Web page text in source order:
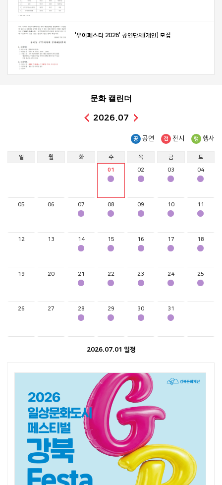
'우이페스타 2026' 공연단체(개인) 모집
문화 캘린더
2026.07
공 공연 전 전시 행 행사
일 월 화 수 목 금 토
01 02 03 04
05 06 07 08 09 10 11
12 13 14 15 16 17 18
19 20 21 22 23 24 25
26 27 28 29 30 31
2026.07.01 일정